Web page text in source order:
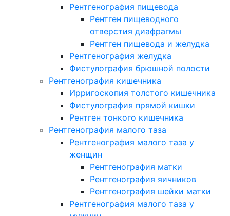
Рентгенография пищевода
Рентген пищеводного
отверстия диафрагмы
Рентген пищевода и желудка
Рентгенография желудка
Фистулография брюшной полости
Рентгенография кишечника
Ирригоскопия толстого кишечника
Фистулография прямой кишки
Рентген тонкого кишечника
Рентгенография малого таза
Рентгенография малого таза у
женщин
Рентгенография матки
Рентгенография яичников
Рентгенография шейки матки
Рентгенография малого таза у